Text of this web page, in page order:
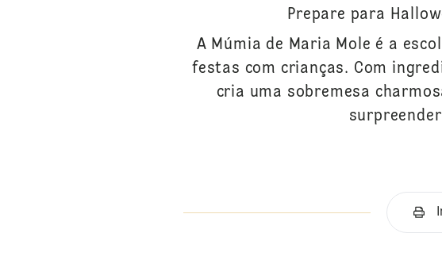
Prepare para
A Múmia de Maria Mole é a
festas com crianças. Com
cria uma sobremesa